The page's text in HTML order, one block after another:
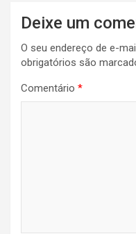
Navegação
de
Post
Deixe um
O seu endereço de e-
obrigatórios são
Comentário *